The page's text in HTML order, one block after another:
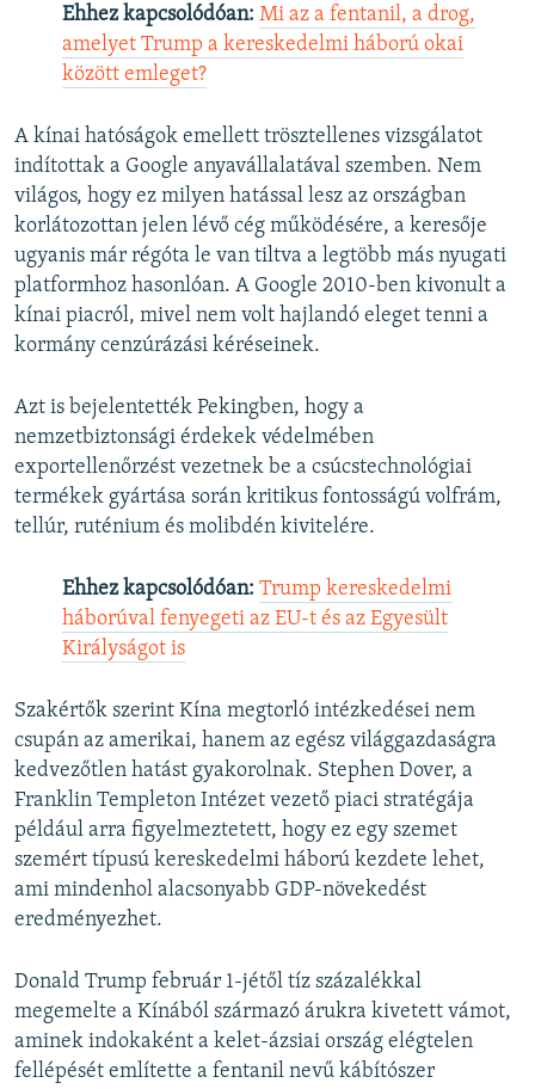
Ehhez kapcsolódóan: Mi az a fentanil, a drog,
amelyet Trump a kereskedelmi háború okai
között emleget?
A kínai hatóságok emellett trösztellenes vizsgálatot
indítottak a Google anyavállalatával szemben. Nem
világos, hogy ez milyen hatással lesz az országban
korlátozottan jelen lévő cég működésére, a keresője
ugyanis már régóta le van tiltva a legtöbb más nyugati
platformhoz hasonlóan. A Google 2010-ben kivonult a
kínai piacról, mivel nem volt hajlandó eleget tenni a
kormány cenzúrázási kéréseinek.
Azt is bejelentették Pekingben, hogy a
nemzetbiztonsági érdekek védelmében
exportellenőrzést vezetnek be a csúcstechnológiai
termékek gyártása során kritikus fontosságú volfrám,
tellúr, ruténium és molibdén kivitelére.
Ehhez kapcsolódóan: Trump kereskedelmi
háborúval fenyegeti az EU-t és az Egyesült
Királyságot is
Szakértők szerint Kína megtorló intézkedései nem
csupán az amerikai, hanem az egész világgazdaságra
kedvezőtlen hatást gyakorolnak. Stephen Dover, a
Franklin Templeton Intézet vezető piaci stratégája
például arra figyelmeztetett, hogy ez egy szemet
szemért típusú kereskedelmi háború kezdete lehet,
ami mindenhol alacsonyabb GDP-növekedést
eredményezhet.
Donald Trump február 1-jétől tíz százalékkal
megemelte a Kínából származó árukra kivetett vámot,
aminek indokaként a kelet-ázsiai ország elégtelen
fellépését említette a fentanil nevű kábítószer